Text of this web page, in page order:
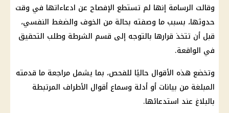
وقالت الرسامة إنها لم تستطع الإفصاح عن ادعاءاتها في وقت
حدوثها، بسبب ما وصفته بحالة من الخوف والضغط النفسي،
قبل أن تتخذ قرارها بالتوجه إلى قسم الشرطة وطلب التحقيق
في الواقعة.
وتخضع هذه الأقوال حاليًا للفحص، بما يشمل مراجعة ما قدمته
المبلغة من بيانات أو أدلة وسماع أقوال الأطراف المرتبطة
بالبلاغ عند استدعائها.